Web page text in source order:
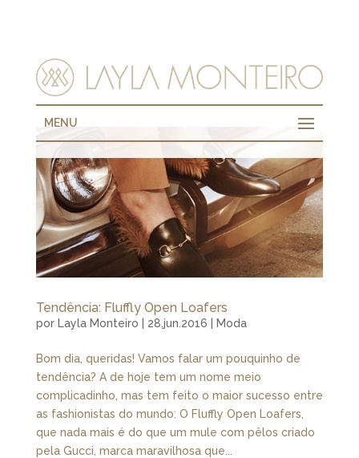
MENU
Tendência: Fluffly Open Loafers
por Layla Monteiro 28.jun.2016 Moda
Bom dia, queridas! Vamos falar um pouquinho de
tendência? A de hoje tem um nome meio
complicadinho, mas tem feito o maior sucesso entre
as fashionistas do mundo: O Fluffly Open Loafers,
que nada mais é do que um mule com pêlos criado
pela Gucci, marca maravilhosa que...